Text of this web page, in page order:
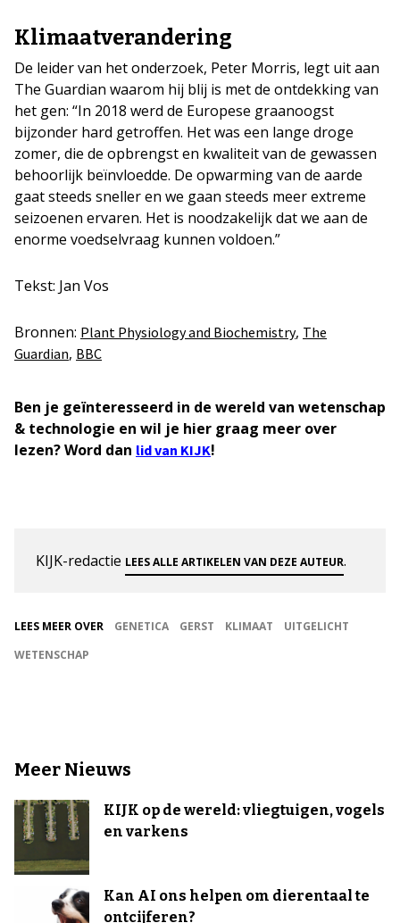
Klimaatverandering
De leider van het onderzoek, Peter Morris, legt uit aan
The Guardian waarom hij blij is met de ontdekking van
het gen: “In 2018 werd de Europese graanoogst
bijzonder hard getroffen. Het was een lange droge
zomer, die de opbrengst en kwaliteit van de gewassen
behoorlijk beïnvloedde. De opwarming van de aarde
gaat steeds sneller en we gaan steeds meer extreme
seizoenen ervaren. Het is noodzakelijk dat we aan de
enorme voedselvraag kunnen voldoen.”
Tekst: Jan Vos
Bronnen: Plant Physiology and Biochemistry, The
Guardian, BBC
Ben je geïnteresseerd in de wereld van wetenschap
& technologie en wil je hier graag meer over
lezen? Word dan lid van KIJK!
KIJK-redactie LEES ALLE ARTIKELEN VAN DEZE AUTEUR.
LEES MEER OVER GENETICA GERST KLIMAAT
UITGELICHT
WETENSCHAP
Meer Nieuws
KIJK op de wereld: vliegtuigen, vogels
en varkens
Kan AI ons helpen om dierentaal te
ontcijferen?